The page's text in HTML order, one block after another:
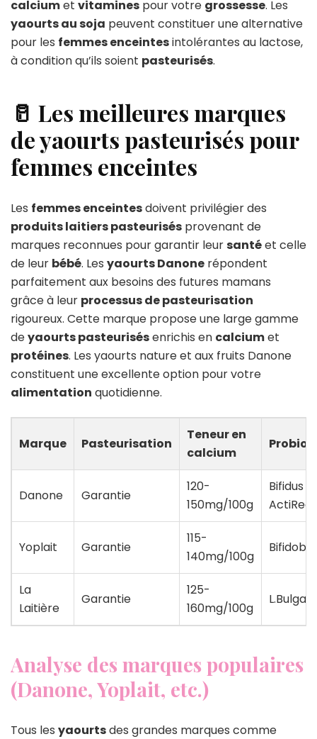
calciumet vitamines pour votre grossesse. Les
yaourts au soja peuvent constituer une alternative
pour les femmes enceintesintolérantes au lactose,
à condition qu’ils soient pasteurisés.
🥛 Les meilleures marques
de yaourts pasteurisés pour
femmes enceintes
Les femmes enceintesdoivent privilégier des
produits laitiers pasteurisés provenant de
marques reconnues pour garantir leursantéet celle
de leur bébé. Les yaourts Danone répondent
parfaitement aux besoins des futures mamans
grâce à leur processus de pasteurisation
rigoureux. Cette marque propose une large gamme
deyaourts pasteurisésenrichis en calciumet
protéines. Les yaourts nature et aux fruits Danone
constituent une excellente option pour votre
alimentation quotidienne.
Marque Pasteurisation
Teneur en
calcium
Danone Garantie
120-
150mg/100g
Bifidus
Yoplait Garantie
115-
140mg/100g
La
Laitière
Garantie
125-
160mg/100g
Analyse des marques populaires
(Danone, Yoplait, etc.)
Tous les yaourtsdes grandes marques comme